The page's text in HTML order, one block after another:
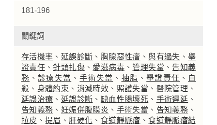
181-196
關鍵詞
存活機率 、 延誤診斷 、 胸腺惡性瘤 、與有過失 、舉
證責任 、 針頭扎傷 、 愛滋病毒 、管理失當 、 告知義
務 、診療失當 、手術失當 、 抽脂 、舉證責任 、 自
殺 、 身體約束 、 消滅時效 、 照護失當 、 醫院管理 、
延誤治療 、 延誤診斷 、 缺血性腸壞死 、 手術遲延 、
告知義務 、 妊娠併腹膜炎 、 手術失當 、 告知義務 、
拉皮 、提眉 、 肝硬化 、 食道靜脈瘤 、 食道靜脈瘤結